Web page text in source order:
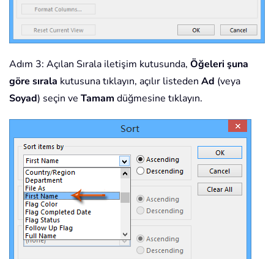
Adım 3: Açılan Sırala iletişim kutusunda, Öğeleri şuna
göre sırala kutusuna tıklayın, açılır listeden Ad (veya
Soyad) seçin ve Tamam düğmesine tıklayın.